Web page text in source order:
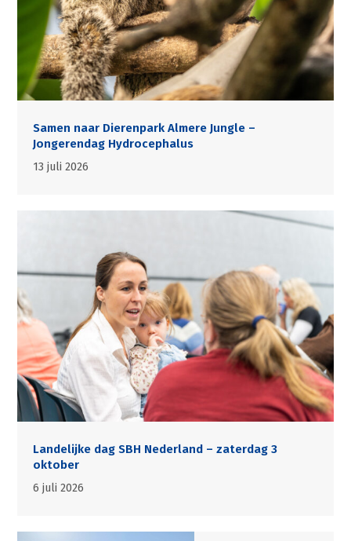
Samen naar Dierenpark Almere Jungle –
Jongerendag Hydrocephalus
13 juli 2026
Landelijke dag SBH Nederland – zaterdag 3
oktober
6 juli 2026